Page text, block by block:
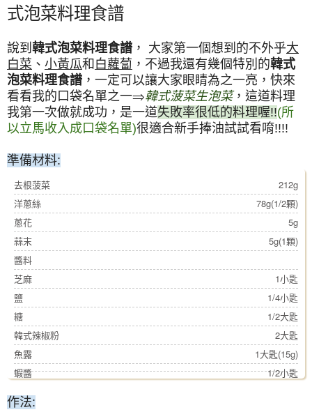
式泡菜料理食譜
說到 韓式泡菜料理食譜 ， 大家第一個想到的不外乎大
白菜 、 小黃瓜和 白蘿蔔 ，不過我還有幾個特別的韓式
泡菜料理食譜 ，一定可以讓大家眼睛為之一亮，快來
看看我的口袋名單之一⇒韓式菠菜生泡菜，這道料理
我第一次做就成功，是一道失敗率很低的料理喔!!(所
以立馬收入成口袋名單)很適合新手捧油試試看唷!!!!
準備材料:
去根菠菜
212g
洋蔥絲
78g(1/2顆)
蔥花
5g
蒜末
5g(1顆)
醬料
芝麻
1小匙
鹽
1/4小匙
糖
1/2大匙
韓式辣椒粉
2大匙
魚露
1大匙(15g)
蝦醬
1/2小匙
作法: